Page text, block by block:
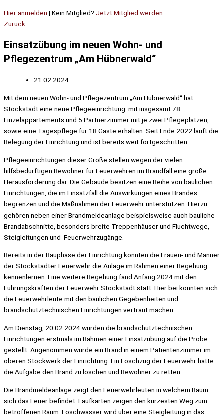
Hier anmelden | Kein Mitglied? Jetzt Mitglied werden
Zurück
Einsatzübung im neuen Wohn- und
Pflegezentrum „Am Hübnerwald“
21.02.2024
Mit dem neuen Wohn- und Pflegezentrum „Am Hübnerwald“ hat
Stockstadt eine neue Pflegeeinrichtung mit insgesamt 78
Einzelappartements und 5 Partnerzimmer mit je zwei Pflegeplätzen,
sowie eine Tagespflege für 18 Gäste erhalten. Seit Ende 2022 läuft die
Belegung der Einrichtung und ist bereits weit fortgeschritten.
Pflegeeinrichtungen dieser Größe stellen wegen der vielen
hilfsbedürftigen Bewohner für Feuerwehren im Brandfall eine große
Herausforderung dar. Die Gebäude besitzen eine Reihe von baulichen
Einrichtungen, die im Einsatzfall die Auswirkungen eines Brandes
begrenzen und die Maßnahmen der Feuerwehr unterstützen. Hierzu
gehören neben einer Brandmeldeanlage beispielsweise auch bauliche
Brandabschnitte, besonders breite Treppenhäuser und Fluchtwege,
Steigleitungen und Feuerwehrzugänge.
Bereits in der Bauphase der Einrichtung konnten die Frauen- und Männer
der Stockstädter Feuerwehr die Anlage im Rahmen einer Begehung
kennenlernen. Eine weitere Begehung fand Anfang 2024 mit den
Führungskräften der Feuerwehr Stockstadt statt. Hier bei konnten sich
die Feuerwehrleute mit den baulichen Gegebenheiten und
brandschutztechnischen Einrichtungen vertraut machen.
Am Dienstag, 20.02.2024 wurden die brandschutztechnischen
Einrichtungen erstmals im Rahmen einer Einsatzübung auf die Probe
gestellt. Angenommen wurde ein Brand in einem Patientenzimmer im
oberen Stockwerk der Einrichtung. Ein Löschzug der Feuerwehr hatte
die Aufgabe den Brand zu löschen und Bewohner zu retten.
Die Brandmeldeanlage zeigt den Feuerwehrleuten in welchem Raum
sich das Feuer befindet. Laufkarten zeigen den kürzesten Weg zum
betroffenen Raum. Löschwasser wird über eine Steigleitung in das